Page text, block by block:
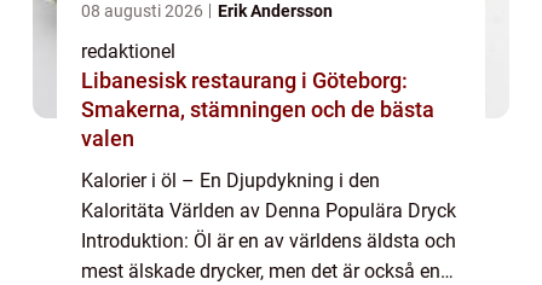
08 augusti 2026 Erik Andersson
redaktionel
Libanesisk restaurang i Göteborg:
Smakerna, stämningen och de bästa
valen
Kalorier i öl – En Djupdykning i den
Kaloritäta Världen av Denna Populära Dryck
Introduktion: Öl är en av världens äldsta och
mest älskade drycker, men det är också en